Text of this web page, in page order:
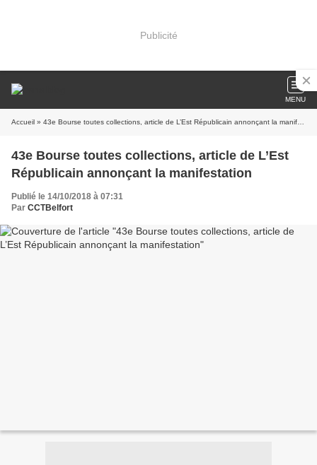
Publicité
MENU
Accueil » 43e Bourse toutes collections, article de L’Est Républicain annonçant la manifestation
43e Bourse toutes collections, article de L’Est
Républicain annonçant la manifestation
Publié le 14/10/2018 à 07:31
Par CCTBelfort